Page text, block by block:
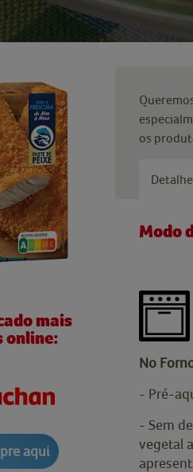
mais
online:
aqui
os
Modo
No
- Pré-
- Sem
vegetal